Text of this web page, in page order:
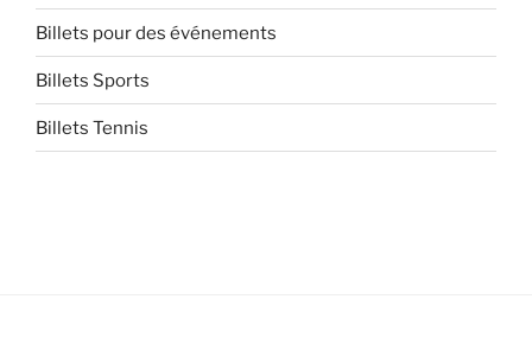
Billets pour des événements
Billets Sports
Billets Tennis